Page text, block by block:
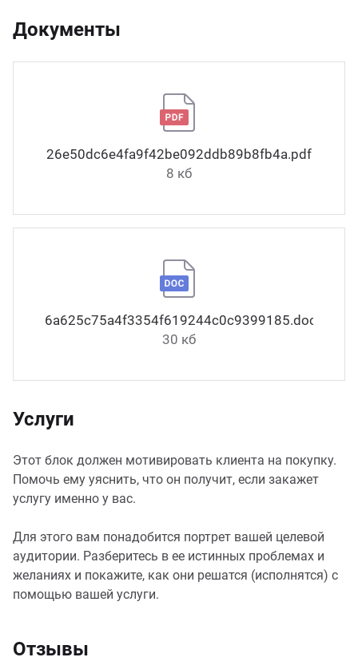
Документы
26e50dc6e4fa9f42be092ddb89b8fb4a.pdf
8 кб
6a625c75a4f3354f619244c0c9399185.docx
30 кб
Услуги
Этот блок должен мотивировать клиента на покупку.
Помочь ему уяснить, что он получит, если закажет
услугу именно у вас.
Для этого вам понадобится портрет вашей целевой
аудитории. Разберитесь в ее истинных проблемах и
желаниях и покажите, как они решатся (исполнятся) с
помощью вашей услуги.
Отзывы